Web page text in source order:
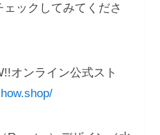
ックしてみてくださ
オンライン公式スト